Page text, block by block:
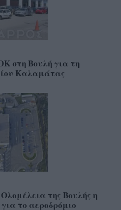
στη Βουλή για τη
Καλαμάτας
της Βουλής η
το αεροδρόμιο